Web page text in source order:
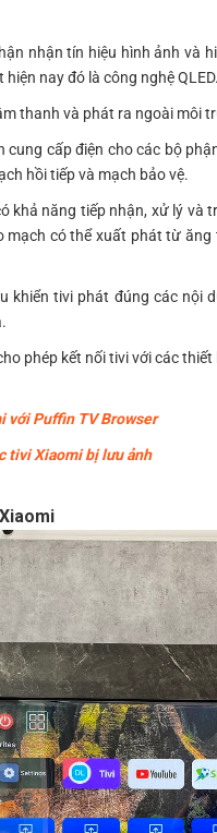
nhận tín hiệu hình ảnh và
nay đó là công nghệ
thanh và phát ra ngoài môi
cung cấp điện cho các bộ
hồi tiếp và mạch bảo vệ.
khả năng tiếp nhận, xử lý và
có thể xuất phát từ
khiển tivi phát đúng các nội
phép kết nối tivi với các
với Puffin TV Browser
tivi Xiaomi bị lưu ảnh